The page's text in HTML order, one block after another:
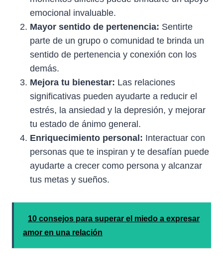
emocional invaluable.
Mayor sentido de pertenencia: Sentirte
parte de un grupo o comunidad te brinda un
sentido de pertenencia y conexión con los
demás.
Mejora tu bienestar: Las relaciones
significativas pueden ayudarte a reducir el
estrés, la ansiedad y la depresión, y mejorar
tu estado de ánimo general.
Enriquecimiento personal: Interactuar con
personas que te inspiran y te desafían puede
ayudarte a crecer como persona y alcanzar
tus metas y sueños.
10 consejos para superar el miedo a expresar
amor en una relación